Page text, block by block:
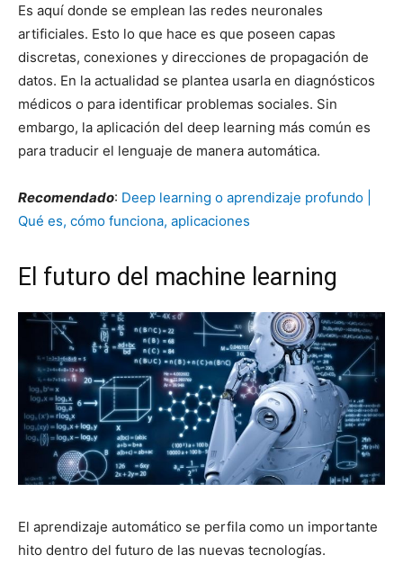
Es aquí donde se emplean las redes neuronales
artificiales. Esto lo que hace es que poseen capas
discretas, conexiones y direcciones de propagación de
datos. En la actualidad se plantea usarla en diagnósticos
médicos o para identificar problemas sociales. Sin
embargo, la aplicación del deep learning más común es
para traducir el lenguaje de manera automática.
Recomendado: Deep learning o aprendizaje profundo |
Qué es, cómo funciona, aplicaciones
El futuro del machine learning
El aprendizaje automático se perfila como un importante
hito dentro del futuro de las nuevas tecnologías.